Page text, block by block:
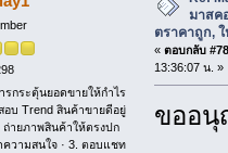
รกระตุ้นยอดขายให้กำไร
อบ Trend สินค้าขายดีอยู่
ถ่ายภาพสินค้าให้ตรงปก
ความสนใจ · 3. ตอบแชท
มาสค
ตราคาถูก,
« ตอบกลับ
13:36:07 น. »
ขออนุ